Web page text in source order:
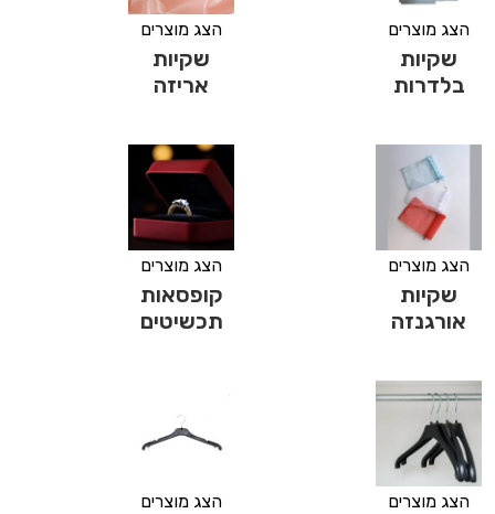
הצג מוצרים
שקיות
בלדרות
הצג מוצרים
שקיות
אריזה
הצג מוצרים
שקיות
אורגנזה
הצג מוצרים
קופסאות
תכשיטים
הצג מוצרים הצג מוצרים